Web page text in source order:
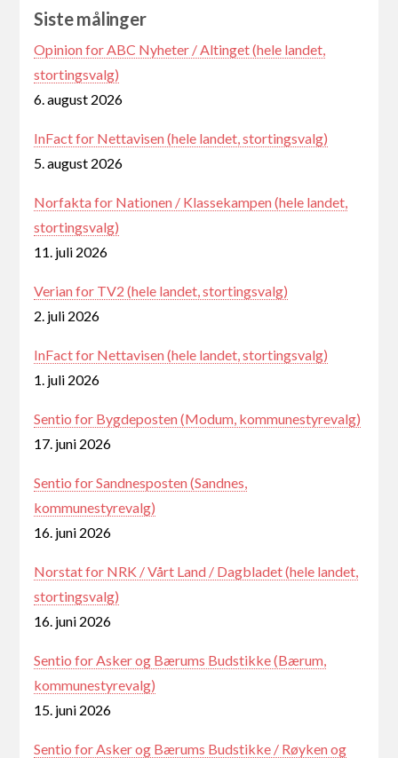
Siste målinger
Opinion for ABC Nyheter / Altinget (hele landet,
stortingsvalg)
6. august 2026
InFact for Nettavisen (hele landet, stortingsvalg)
5. august 2026
Norfakta for Nationen / Klassekampen (hele landet,
stortingsvalg)
11. juli 2026
Verian for TV2 (hele landet, stortingsvalg)
2. juli 2026
InFact for Nettavisen (hele landet, stortingsvalg)
1. juli 2026
Sentio for Bygdeposten (Modum, kommunestyrevalg)
17. juni 2026
Sentio for Sandnesposten (Sandnes,
kommunestyrevalg)
16. juni 2026
Norstat for NRK / Vårt Land / Dagbladet (hele landet,
stortingsvalg)
16. juni 2026
Sentio for Asker og Bærums Budstikke (Bærum,
kommunestyrevalg)
15. juni 2026
Sentio for Asker og Bærums Budstikke / Røyken og